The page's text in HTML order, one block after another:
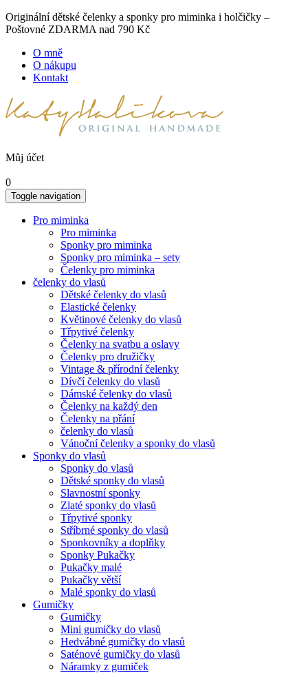
Originální dětské čelenky a sponky pro miminka i holčičky –
Poštovné ZDARMA nad 790 Kč
O mně
O nákupu
Kontakt
Můj účet
0
Toggle navigation
Pro miminka
Pro miminka
Sponky pro miminka
Sponky pro miminka – sety
Čelenky pro miminka
čelenky do vlasů
Dětské čelenky do vlasů
Elastické čelenky
Květinové čelenky do vlasů
Třpytivé čelenky
Čelenky na svatbu a oslavy
Čelenky pro družičky
Vintage & přírodní čelenky
Dívčí čelenky do vlasů
Dámské čelenky do vlasů
Čelenky na každý den
Čelenky na přání
čelenky do vlasů
Vánoční čelenky a sponky do vlasů
Sponky do vlasů
Sponky do vlasů
Dětské sponky do vlasů
Slavnostní sponky
Zlaté sponky do vlasů
Třpytivé sponky
Stříbrné sponky do vlasů
Sponkovníky a doplňky
Sponky Pukačky
Pukačky malé
Pukačky větší
Malé sponky do vlasů
Gumičky
Gumičky
Mini gumičky do vlasů
Hedvábné gumičky do vlasů
Saténové gumičky do vlasů
Náramky z gumiček